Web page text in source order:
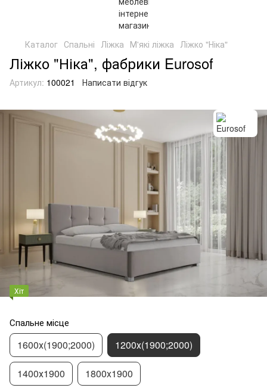
Каталог Спальні Ліжка М'які ліжка Ліжко "Ніка"
Ліжко "Ніка", фабрики Eurosof
Артикул: 100021 Написати відгук
Хіт
Спальне місце
1600х(1900;2000) 1200х(1900;2000)
1400х1900 1800x1900